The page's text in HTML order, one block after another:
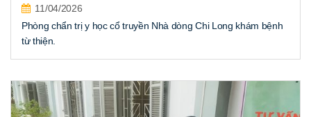
11/04/2026
Phòng chẩn trị y học cổ truyền Nhà dòng Chi Long khám bệnh
từ thiện.